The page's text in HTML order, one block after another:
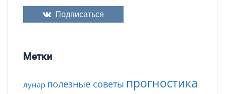
Подписаться
Метки
лунар полезные советы прогностика